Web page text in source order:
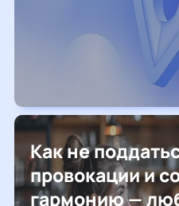
Как не
провокации и
гармонию —